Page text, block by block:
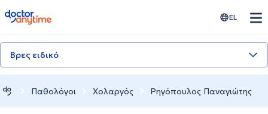
doctoranytime EL
Βρες ειδικό
Παθολόγοι Χολαργός Ρηγόπουλος Παναγιώτης